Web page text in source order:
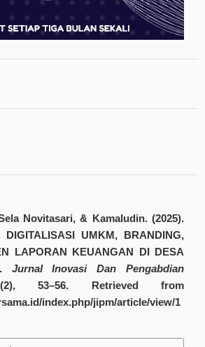
Novitasari, & Kamaludin. (2025).
DIGITALISASI UMKM, BRANDING,
LAPORAN KEUANGAN DI DESA
Jurnal Inovasi Dan Pengabdian
(2), 53–56. Retrieved from
index.php/jipm/article/view/1